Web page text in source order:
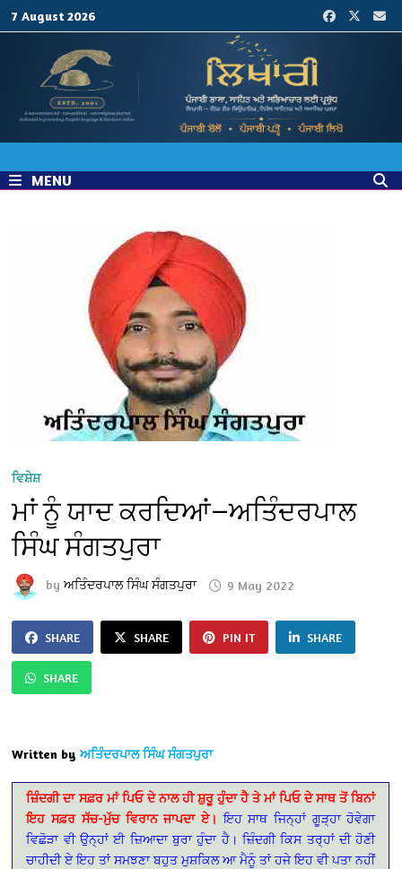
7 August 2026
MENU
ਵਿਸ਼ੇਸ਼
ਮਾਂ ਨੂੰ ਯਾਦ ਕਰਦਿਆਂ—ਅਤਿੰਦਰਪਾਲ
ਸਿੰਘ ਸੰਗਤਪੁਰਾ
byਅਤਿੰਦਰਪਾਲ ਸਿੰਘ ਸੰਗਤਪੁਰਾ 9 May 2022
SHARE SHARE PIN IT SHARE
SHARE
Written by ਅਤਿੰਦਰਪਾਲ ਸਿੰਘ ਸੰਗਤਪੁਰਾ
ਜ਼ਿੰਦਗੀ ਦਾ ਸਫ਼ਰ ਮਾਂ ਪਿਓ ਦੇ ਨਾਲ ਹੀ ਸ਼ੁਰੂ ਹੁੰਦਾ ਹੈ ਤੇ ਮਾਂ ਪਿਓ ਦੇ ਸਾਥ ਤੋਂ ਬਿਨਾਂ
ਇਹ ਸਫ਼ਰ ਸੱਚ-ਮੁੱਚ ਵਿਰਾਨ ਜਾਪਦਾ ਏ। ਇਹ ਸਾਥ ਜਿਨ੍ਹਾਂ ਗੂੜ੍ਹਾ ਹੋਵੇਗਾ
ਵਿਛੋੜਾ ਵੀ ਉਨ੍ਹਾਂ ਈ ਜ਼ਿਆਦਾ ਬੁਰਾ ਹੁੰਦਾ ਹੈ। ਜ਼ਿੰਦਗੀ ਕਿਸ ਤਰ੍ਹਾਂ ਦੀ ਹੋਣੀ
ਚਾਹੀਦੀ ਏ ਇਹ ਤਾਂ ਸਮਝਣਾ ਬਹੁਤ ਮੁਸ਼ਕਿਲ ਆ ਮੈਨੂੰ ਤਾਂ ਹਜੇ ਇਹ ਵੀ ਪਤਾ ਨਹੀਂ